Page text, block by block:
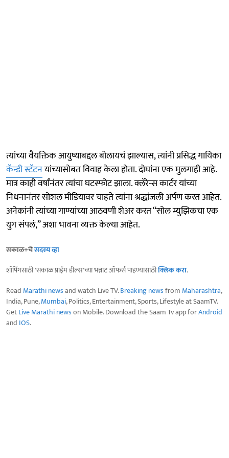
त्यांच्या वैयक्तिक आयुष्याबद्दल बोलायचं झाल्यास, त्यांनी प्रसिद्ध गायिका
कॅन्डी स्टॅटनयांच्यासोबत विवाह केला होता. दोघांना एक मुलगाही आहे.
मात्र काही वर्षांनंतर त्यांचा घटस्फोट झाला. क्लॅरेन्स कार्टर यांच्या
निधनानंतर सोशल मीडियावर चाहते त्यांना श्रद्धांजली अर्पण करत आहेत.
अनेकांनी त्यांच्या गाण्यांच्या आठवणी शेअर करत “सोल म्युझिकचा एक
युग संपलं,” अशा भावना व्यक्त केल्या आहेत.
सकाळ+चेसदस्य व्हा
शॉपिंगसाठी 'सकाळ प्राईम डील्स'च्या भन्नाट ऑफर्स पाहण्यासाठीक्लिक करा.
Read Marathi newsand watch Live TV.Breaking newsfrom Maharashtra,
India, Pune,Mumbai, Politics, Entertainment, Sports, Lifestyle at SaamTV.
GetLive Marathi newson Mobile. Download the Saam Tv app forAndroid
and IOS.